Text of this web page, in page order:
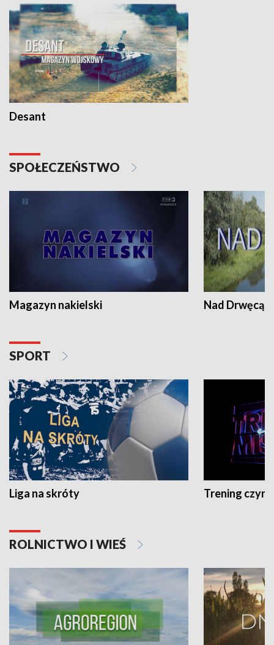
Desant
SPOŁECZEŃSTWO
Magazyn nakielski Nad Drwęcą
SPORT
Liga na skróty Trening czyni
ROLNICTWO I WIEŚ